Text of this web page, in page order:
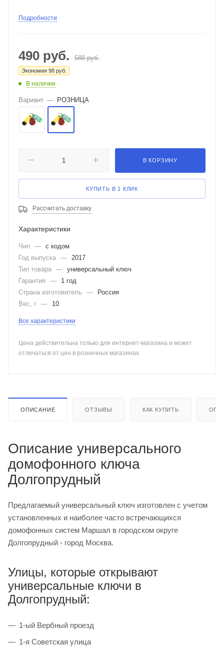
Подробности
490 руб. 588руб.
Экономия 98 руб.
В наличии
Вариант — РОЗНИЦА
В КОРЗИНУ
КУПИТЬ В 1 КЛИК
Рассчитать доставку
Характеристики
Чип — с кодом
Год выпуска —
2017
Тип товара — универсальный ключ
Гарантия
—
1 год
Страна изготовитель
—
Россия
Вес, г — 10
Все характеристики
Цена действительна только для интернет-магазина и может
отличаться от цен в розничных магазинах
ОПИСАНИЕ ОТЗЫВЫ КАК КУПИТЬ
Описание универсального
домофонного ключа
Долгопрудный
Предлагаемый универсальный ключ изготовлен с учетом
установленных и наиболее часто встречающихся
домофонных систем Маршал в городском округе
Долгопрудный - город Москва.
Улицы, которые открывают
универсальные ключи в
Долгопрудный:
1-ый Вербный проезд
1-я Советская улица